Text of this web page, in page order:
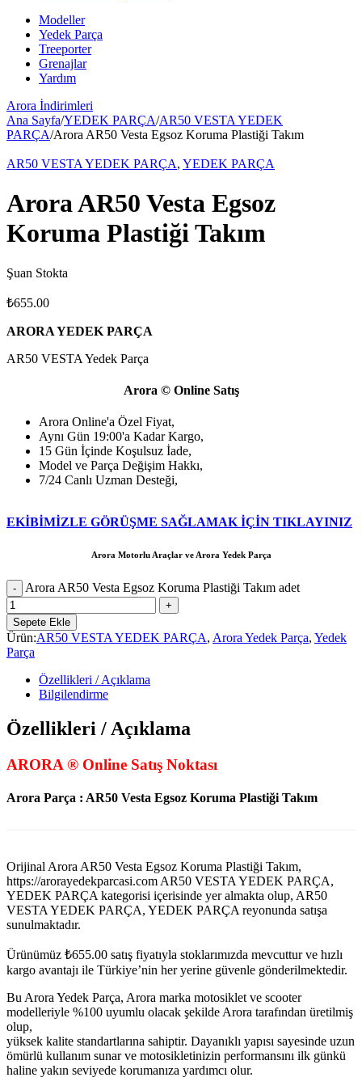
Modeller
Yedek Parça
Treeporter
Grenajlar
Yardım
Arora İndirimleri
Ana Sayfa/YEDEK PARÇA/AR50 VESTA YEDEK
PARÇA/Arora AR50 Vesta Egsoz Koruma Plastiği Takım
AR50 VESTA YEDEK PARÇA, YEDEK PARÇA
Arora AR50 Vesta Egsoz
Koruma Plastiği Takım
Şuan Stokta
₺655.00
ARORA YEDEK PARÇA
AR50 VESTA Yedek Parça
Arora © Online Satış
Arora Online'a Özel Fiyat,
Aynı Gün 19:00'a Kadar Kargo,
15 Gün İçinde Koşulsuz İade,
Model ve Parça Değişim Hakkı,
7/24 Canlı Uzman Desteği,
EKİBİMİZLE GÖRÜŞME SAĞLAMAK İÇİN TIKLAYINIZ
Arora Motorlu Araçlar ve Arora Yedek Parça
Arora AR50 Vesta Egsoz Koruma Plastiği Takım adet
Sepete Ekle
Ürün:AR50 VESTA YEDEK PARÇA, Arora Yedek Parça, Yedek
Parça
Özellikleri / Açıklama
Bilgilendirme
Özellikleri / Açıklama
ARORA ® Online Satış Noktası
Arora Parça : AR50 Vesta Egsoz Koruma Plastiği Takım
Orijinal Arora AR50 Vesta Egsoz Koruma Plastiği Takım,
https://arorayedekparcasi.com AR50 VESTA YEDEK PARÇA,
YEDEK PARÇA kategorisi içerisinde yer almakta olup, AR50
VESTA YEDEK PARÇA, YEDEK PARÇA reyonunda satışa
sunulmaktadır.
Ürünümüz ₺655.00 satış fiyatıyla stoklarımızda mevcuttur ve hızlı
kargo avantajı ile Türkiye’nin her yerine güvenle gönderilmektedir.
Bu Arora Yedek Parça, Arora marka motosiklet ve scooter
modelleriyle %100 uyumlu olacak şekilde Arora tarafından üretilmiş
olup,
yüksek kalite standartlarına sahiptir. Dayanıklı yapısı sayesinde uzun
ömürlü kullanım sunar ve motosikletinizin performansını ilk günkü
haline yakın seviyede korumanıza yardımcı olur.